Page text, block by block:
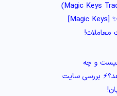
مجیک کیز ترید (Magic Keys Trade)
در فارکس چیست؟✨ [Magic Keys]
معاملات!
چیست و چه
بررسی سایت